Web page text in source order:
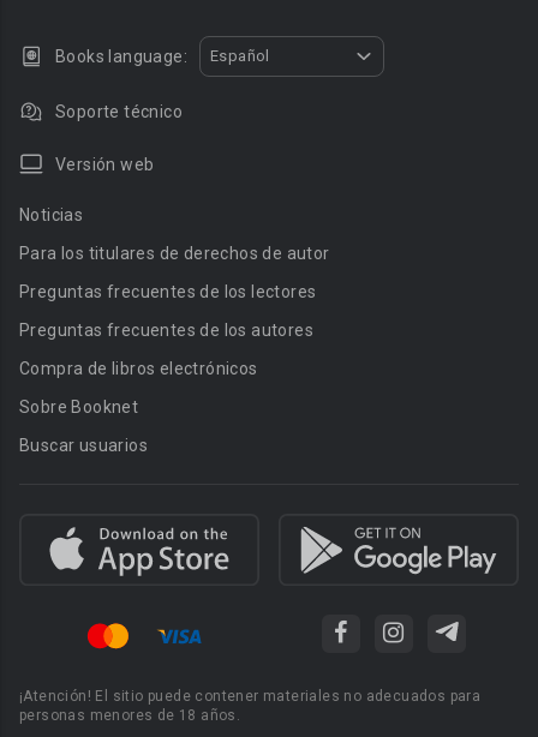
Books language: Español
Soporte técnico
Versión web
Noticias
Para los titulares de derechos de autor
Preguntas frecuentes de los lectores
Preguntas frecuentes de los autores
Compra de libros electrónicos
Sobre Booknet
Buscar usuarios
¡Atención! El sitio puede contener materiales no adecuados para
personas menores de 18 años.